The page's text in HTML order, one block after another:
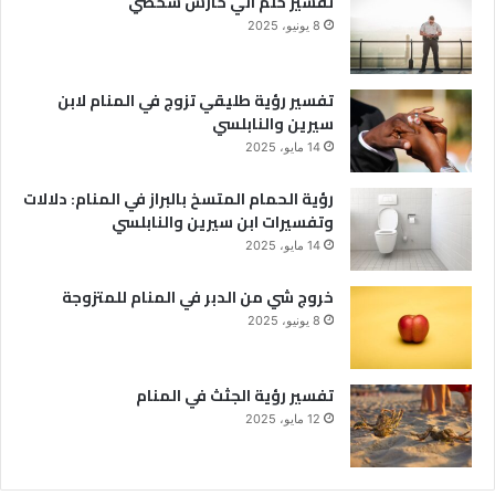
8 يونيو، 2025
تفسير رؤية طليقي تزوج في المنام لابن
سيرين والنابلسي
14 مايو، 2025
رؤية الحمام المتسخ بالبراز في المنام: دلالات
وتفسيرات ابن سيرين والنابلسي
14 مايو، 2025
خروج شي من الدبر في المنام للمتزوجة
8 يونيو، 2025
تفسير رؤية الجثث في المنام
12 مايو، 2025